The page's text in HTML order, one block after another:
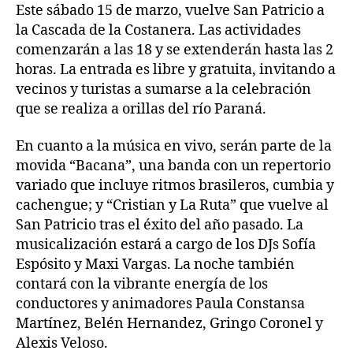
Este sábado 15 de marzo, vuelve San Patricio a
la Cascada de la Costanera. Las actividades
comenzarán a las 18 y se extenderán hasta las 2
horas. La entrada es libre y gratuita, invitando a
vecinos y turistas a sumarse a la celebración
que se realiza a orillas del río Paraná.
En cuanto a la música en vivo, serán parte de la
movida “Bacana”, una banda con un repertorio
variado que incluye ritmos brasileros, cumbia y
cachengue; y “Cristian y La Ruta” que vuelve al
San Patricio tras el éxito del año pasado. La
musicalización estará a cargo de los DJs Sofía
Espósito y Maxi Vargas. La noche también
contará con la vibrante energía de los
conductores y animadores Paula Constansa
Martínez, Belén Hernandez, Gringo Coronel y
Alexis Veloso.